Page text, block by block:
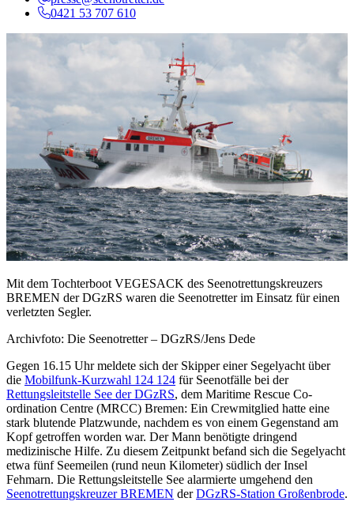
0421 53 707 610
Mit dem Tochterboot VEGESACK des Seenotrettungskreuzers
BREMEN der DGzRS waren die Seenotretter im Einsatz für einen
verletzten Segler.
Archivfoto: Die Seenotretter – DGzRS/Jens Dede
Gegen 16.15 Uhr meldete sich der Skipper einer Segelyacht über
die Mobilfunk-Kurzwahl 124 124 für Seenotfälle bei der
Rettungsleitstelle See der DGzRS, dem Maritime Rescue Co-
ordination Centre (MRCC) Bremen: Ein Crewmitglied hatte eine
stark blutende Platzwunde, nachdem es von einem Gegenstand am
Kopf getroffen worden war. Der Mann benötigte dringend
medizinische Hilfe. Zu diesem Zeitpunkt befand sich die Segelyacht
etwa fünf Seemeilen (rund neun Kilometer) südlich der Insel
Fehmarn. Die Rettungsleitstelle See alarmierte umgehend den
Seenotrettungskreuzer BREMEN derDGzRS-Station Großenbrode.